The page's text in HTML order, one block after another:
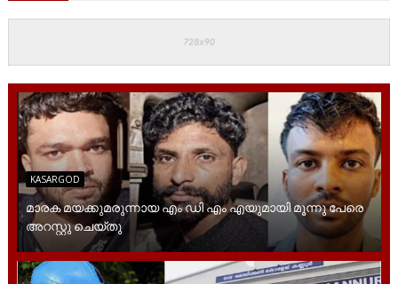
KASARGOD
മാരക മയക്കുമരുന്നായ എം ഡി എം എയുമായി മൂന്നു പേരെ
അറസ്റ്റു ചെയ്തു